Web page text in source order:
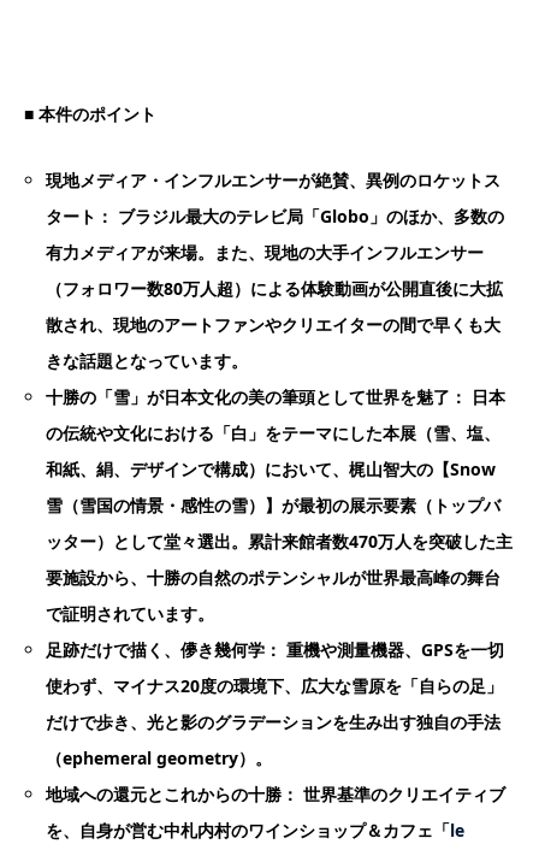
■ 本件のポイント
現地メディア・インフルエンサーが絶賛、異例のロケットス
タート： ブラジル最大のテレビ局「Globo」のほか、多数の
有力メディアが来場。また、現地の大手インフルエンサー
（フォロワー数80万人超）による体験動画が公開直後に大拡
散され、現地のアートファンやクリエイターの間で早くも大
きな話題となっています。
十勝の「雪」が日本文化の美の筆頭として世界を魅了： 日本
の伝統や文化における「白」をテーマにした本展（雪、塩、
和紙、絹、デザインで構成）において、梶山智大の【Snow
雪（雪国の情景・感性の雪）】が最初の展示要素（トップバ
ッター）として堂々選出。累計来館者数470万人を突破した主
要施設から、十勝の自然のポテンシャルが世界最高峰の舞台
で証明されています。
足跡だけで描く、儚き幾何学： 重機や測量機器、GPSを一切
使わず、マイナス20度の環境下、広大な雪原を「自らの足」
だけで歩き、光と影のグラデーションを生み出す独自の手法
（ephemeral geometry）。
地域への還元とこれからの十勝： 世界基準のクリエイティブ
を、自身が営む中札内村のワインショップ＆カフェ「le